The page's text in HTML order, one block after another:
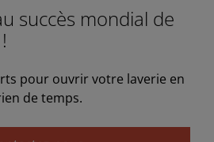
succès mondial de
pour ouvrir votre laverie en
de temps.